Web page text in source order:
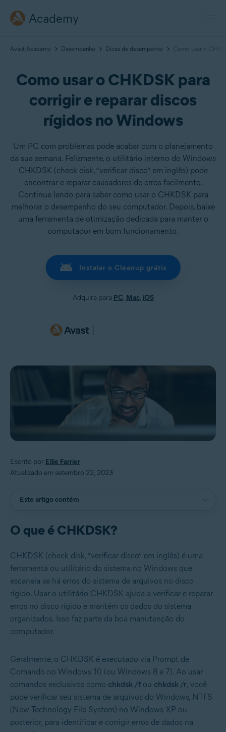
Academy
Avast Academy Desempenho Dicas de desempenho Como usar o
Como usar o CHKDSK para
corrigir e reparar discos
rígidos no Windows
Um PC com problemas pode acabar com o planejamento
da sua semana. Felizmente, o utilitário interno do Windows
CHKDSK (check disk, “verificar disco” em inglês) pode
encontrar e reparar causadores de erros facilmente.
Continue lendo para saber como usar o CHKDSK para
melhorar o desempenho do seu computador. Depois, baixe
uma ferramenta de otimização dedicada para manter o
computador em bom funcionamento.
Instalar o Cleanup grátis
Adquira para PC, Mac, iOS
Escrito por Ellie Farrier
Atualizado em setembro 22, 2023
Este artigo contém
O que é CHKDSK?
CHKDSK (check disk, “verificar disco” em inglês) é uma
ferramenta ou utilitário do sistema no Windows que
escaneia se há erros do sistema de arquivos no disco
rígido. Usar o utilitário CHKDSK ajuda a verificar e reparar
erros no disco rígido e mantém os dados do sistema
organizados. Isso faz parte da boa manutenção do
computador.
Geralmente, o CHKDSK é executado via Prompt de
Comando no Windows 10 (ou Windows 8 e 7). Ao usar
comandos exclusivos como chkdsk /f ou chkdsk /r, você
pode verificar seu sistema de arquivos do Windows, NTFS
(New Technology File System) no Windows XP ou
posterior, para identificar e corrigir erros de dados na